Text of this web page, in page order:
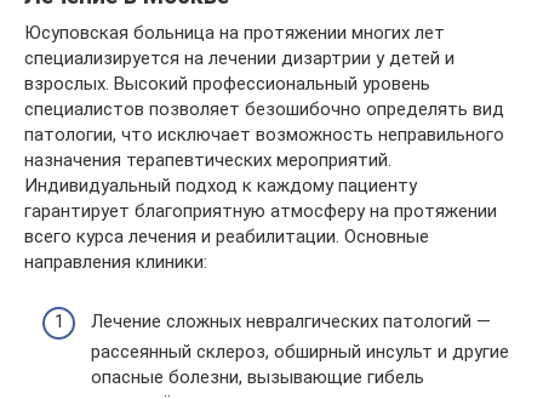
Юсуповская больница на протяжении многих лет
специализируется на лечении дизартрии у детей и
взрослых. Высокий профессиональный уровень
специалистов позволяет безошибочно определять вид
патологии, что исключает возможность неправильного
назначения терапевтических мероприятий.
Индивидуальный подход к каждому пациенту
гарантирует благоприятную атмосферу на протяжении
всего курса лечения и реабилитации. Основные
направления клиники:
Лечение сложных невралгических патологий —
рассеянный склероз, обширный инсульт и другие
опасные болезни, вызывающие гибель